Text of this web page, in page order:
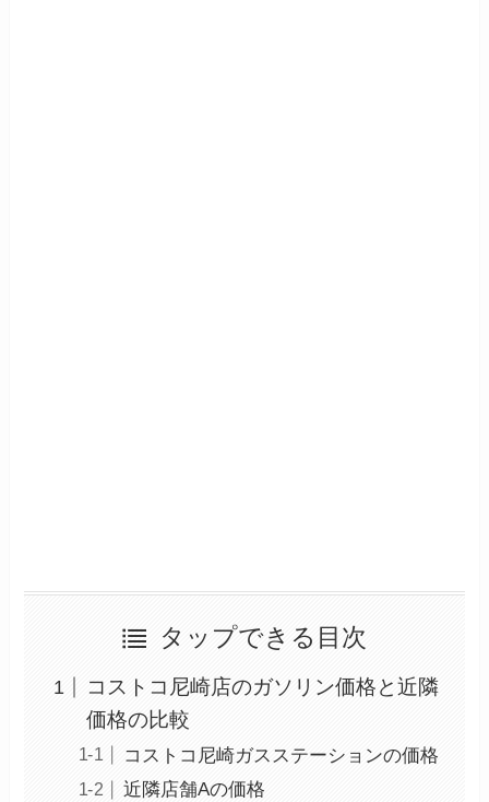
タップできる目次
コストコ尼崎店のガソリン価格と近隣
価格の比較
コストコ尼崎ガスステーションの価格
近隣店舗Aの価格